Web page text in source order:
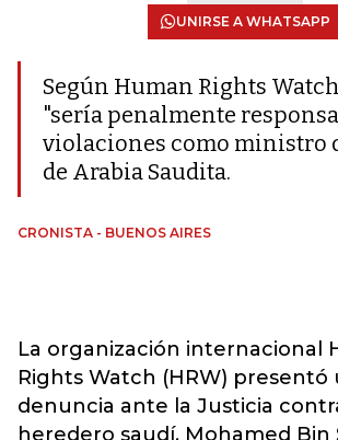
UNIRSE A WHATSAPP
Según Human Rights
"sería penalmente
violaciones como ministro
de Arabia Saudita.
CRONISTA - BUENOS AIRES
La organización internacional
Rights Watch (HRW) presentó
denuncia ante la Justicia
heredero saudí, Mohamed Bin